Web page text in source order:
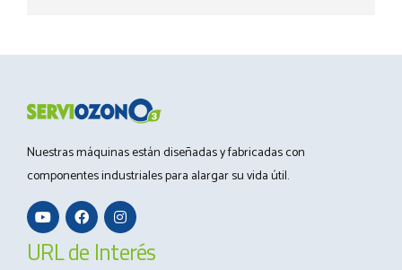
Nuestras máquinas están diseñadas y fabricadas con
componentes industriales para alargar su vida útil.
URL de Interés